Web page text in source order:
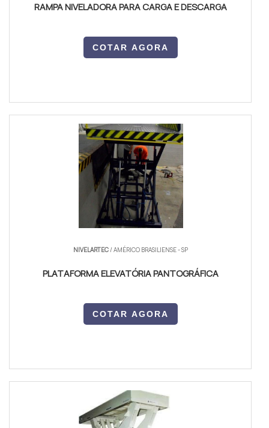
RAMPA NIVELADORA PARA CARGA E DESCARGA
COTAR AGORA
NIVELARTEC/ AMÉRICO BRASILIENSE - SP
PLATAFORMA ELEVATÓRIA PANTOGRÁFICA
COTAR AGORA